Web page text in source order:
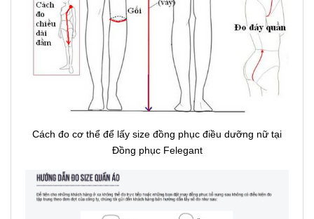
Cách đo cơ thể để lấy size đồng phục điều dưỡng nữ tại
Đồng phục Felegant